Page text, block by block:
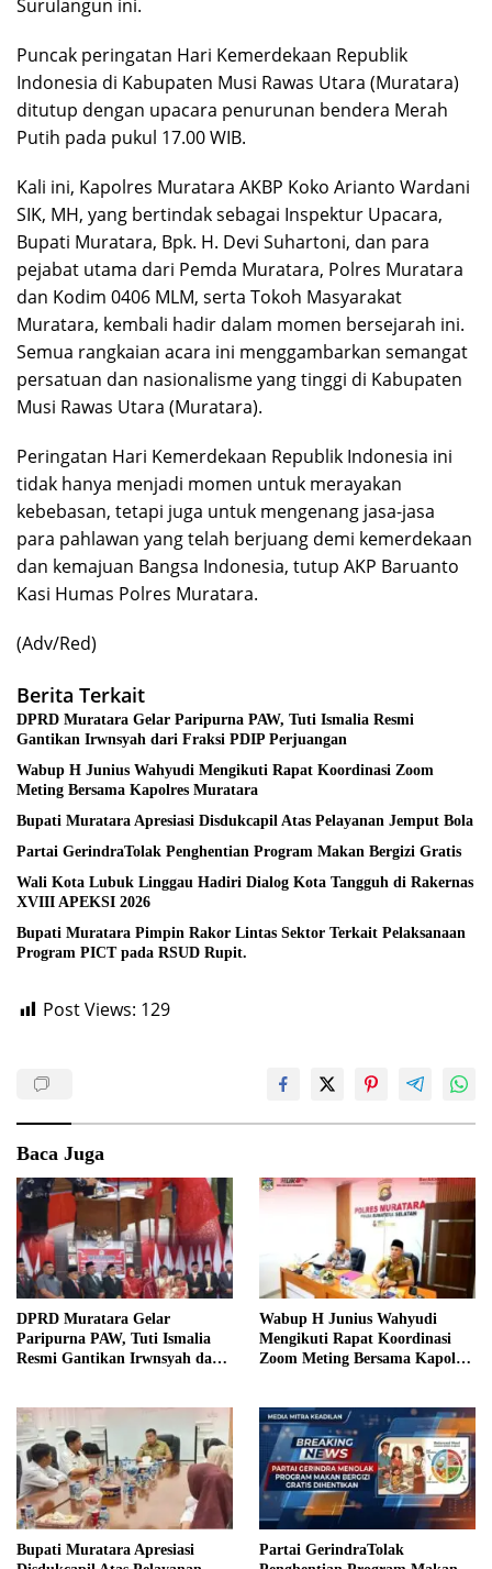
Surulangun ini.
Puncak peringatan Hari Kemerdekaan Republik
Indonesia di Kabupaten Musi Rawas Utara (Muratara)
ditutup dengan upacara penurunan bendera Merah
Putih pada pukul 17.00 WIB.
Kali ini, Kapolres Muratara AKBP Koko Arianto Wardani
SIK, MH, yang bertindak sebagai Inspektur Upacara,
Bupati Muratara, Bpk. H. Devi Suhartoni, dan para
pejabat utama dari Pemda Muratara, Polres Muratara
dan Kodim 0406 MLM, serta Tokoh Masyarakat
Muratara, kembali hadir dalam momen bersejarah ini.
Semua rangkaian acara ini menggambarkan semangat
persatuan dan nasionalisme yang tinggi di Kabupaten
Musi Rawas Utara (Muratara).
Peringatan Hari Kemerdekaan Republik Indonesia ini
tidak hanya menjadi momen untuk merayakan
kebebasan, tetapi juga untuk mengenang jasa-jasa
para pahlawan yang telah berjuang demi kemerdekaan
dan kemajuan Bangsa Indonesia, tutup AKP Baruanto
Kasi Humas Polres Muratara.
(Adv/Red)
Berita Terkait
DPRD Muratara Gelar Paripurna PAW, Tuti Ismalia Resmi
Gantikan Irwnsyah dari Fraksi PDIP Perjuangan
Wabup H Junius Wahyudi Mengikuti Rapat Koordinasi Zoom
Meting Bersama Kapolres Muratara
Bupati Muratara Apresiasi Disdukcapil Atas Pelayanan Jemput Bola
Partai GerindraTolak Penghentian Program Makan Bergizi Gratis
Wali Kota Lubuk Linggau Hadiri Dialog Kota Tangguh di Rakernas
XVIII APEKSI 2026
Bupati Muratara Pimpin Rakor Lintas Sektor Terkait Pelaksanaan
Program PICT pada RSUD Rupit.
Post Views: 129
Baca Juga
DPRD Muratara Gelar
Paripurna PAW, Tuti Ismalia
Resmi Gantikan Irwnsyah dari
Wabup H Junius Wahyudi
Mengikuti Rapat Koordinasi
Zoom Meting Bersama Kapolres
Bupati Muratara Apresiasi
Partai GerindraTolak